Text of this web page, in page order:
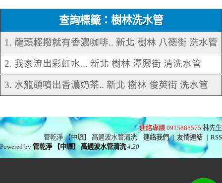
查詢標籤：樹林洗水管
1. 龍頭輕撥就有香濃咖啡.. 新北 樹林 八德街 洗水管
2. 我家流出彩虹水... 新北 樹林 潭興街 清洗水管
3. 水龍頭噴出香濃奶茶.. 新北 樹林 俊英街 洗水管
連絡專線 0915888575 林先生
管乾淨 【中壢】 高週波水管清洗 | 連絡我們 | 友情連結 | RSS
Powered by管乾淨 【中壢】 高週波水管清洗 4.20